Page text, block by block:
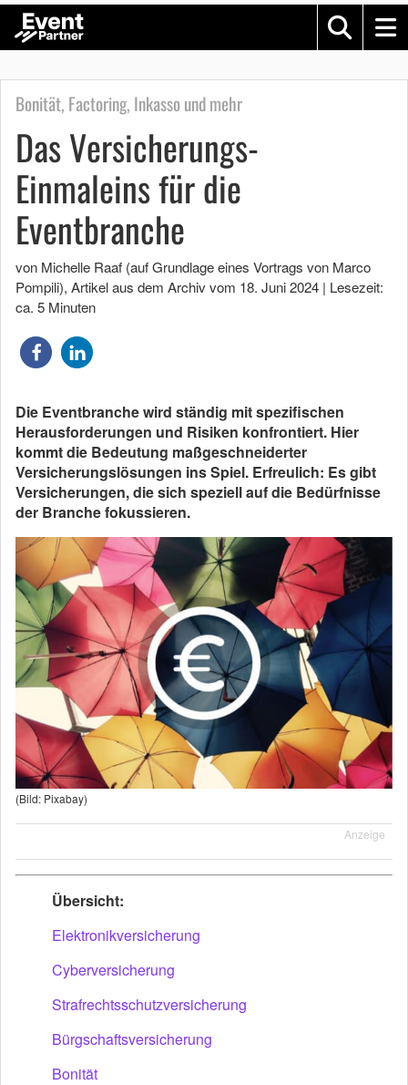
Bonität, Factoring, Inkasso und mehr
Das Versicherungs-
Einmaleins für die
Eventbranche
von Michelle Raaf (auf Grundlage eines Vortrags von Marco
Pompili), Artikel aus dem Archiv vom 18. Juni 2024 | Lesezeit:
ca. 5 Minuten
Die Eventbranche wird ständig mit spezifischen
Herausforderungen und Risiken konfrontiert. Hier
kommt die Bedeutung maßgeschneiderter
Versicherungslösungen ins Spiel. Erfreulich: Es gibt
Versicherungen, die sich speziell auf die Bedürfnisse
der Branche fokussieren.
(Bild: Pixabay)
Anzeige
Übersicht:
Elektronikversicherung
Cyberversicherung
Strafrechtsschutzversicherung
Bürgschaftsversicherung
Bonität